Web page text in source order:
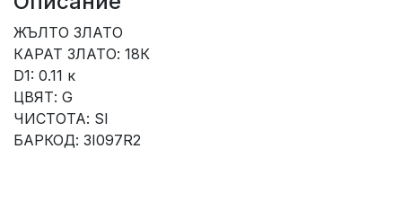
ЖЪЛТО ЗЛАТО
КАРАТ ЗЛАТО: 18К
D1: 0.11 к
ЦВЯТ: G
ЧИСТОТА: SI
БАРКОД: 3I097R2